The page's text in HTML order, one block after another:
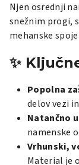
Njen osrednji
snežnim progi,
mehanske
✨
Popolna
delov vezi
Natančno
namenske
Vrhunski,
Material je